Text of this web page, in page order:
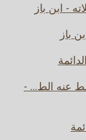
- ابن باز
باز
عنه الط... -